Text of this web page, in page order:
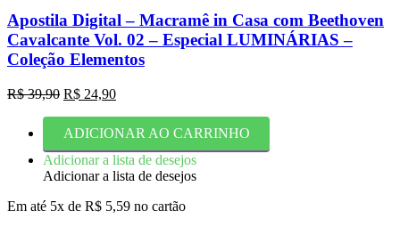
Apostila Digital – Macramê in Casa com Beethoven
Cavalcante Vol. 02 – Especial LUMINÁRIAS –
Coleção Elementos
R$39,90 O
original
era:
R$ 39,90.
R$ 24,90O
atual
é:
R$ 24,90.
ADICIONAR AO CARRINHO
Adicionar a lista de desejos
Adicionar a lista de desejos
Em até 5x de R$ 5,59 no cartão